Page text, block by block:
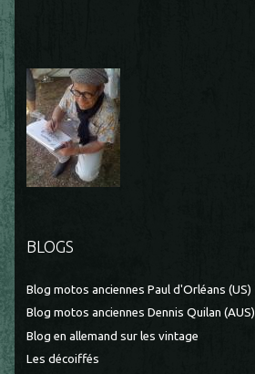
BLOGS
Blog motos anciennes Paul d'Orléans (US)
Blog motos anciennes Dennis Quilan (AUS)
Blog en allemand sur les vintage
Les décoiffés